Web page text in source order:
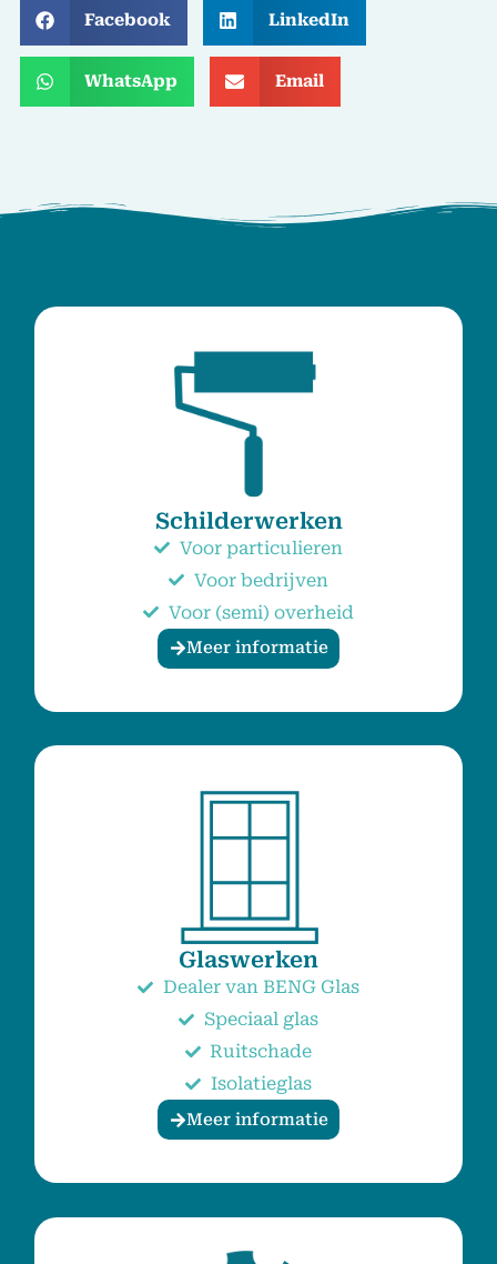
Facebook LinkedIn
WhatsApp Email
Schilderwerken
Voor particulieren
Voor bedrijven
Voor (semi) overheid
Meer informatie
Glaswerken
Dealer van BENG Glas
Speciaal glas
Ruitschade
Isolatieglas
Meer informatie